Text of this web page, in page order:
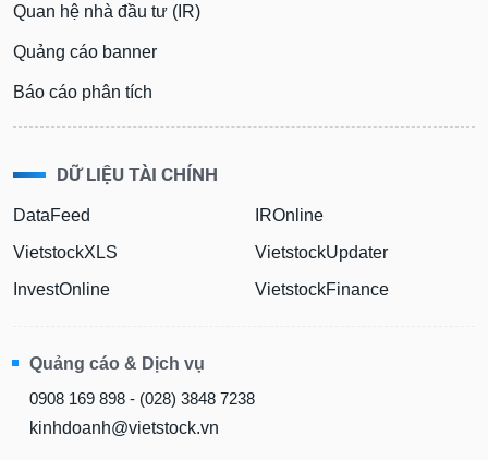
Quan hệ nhà đầu tư (IR)
Quảng cáo banner
Báo cáo phân tích
DỮ LIỆU TÀI CHÍNH
DataFeed
VietstockXLS
InvestOnline
IROnline
VietstockUpdater
VietstockFinance
Quảng cáo & Dịch vụ
0908 169 898 - (028) 3848 7238
kinhdoanh@vietstock.vn